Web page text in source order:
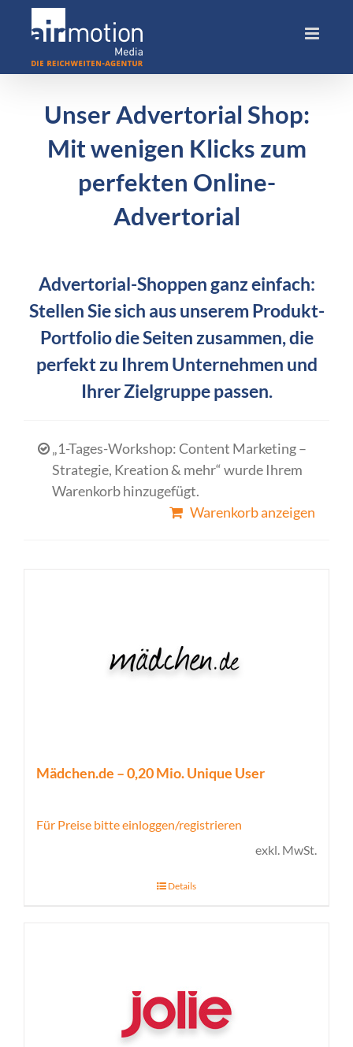
Unser Advertorial Shop:
Mit wenigen Klicks zum
perfekten Online-
Advertorial
Advertorial-Shoppen ganz einfach:
Stellen Sie sich aus unserem Produkt-
Portfolio die Seiten zusammen, die
perfekt zu Ihrem Unternehmen und
Ihrer Zielgruppe passen.
„1-Tages-Workshop: Content Marketing –
Strategie, Kreation & mehr“ wurde Ihrem
Warenkorb hinzugefügt.
Warenkorb anzeigen
Mädchen.de – 0,20 Mio. Unique User
Für Preise bitte einloggen/registrieren
exkl. MwSt.
Details